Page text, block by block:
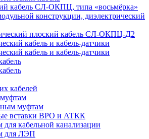
кабель СЛ-ОКПЦ, типа «восьмёрка»
конструкции, диэлектрический
плоский кабель СЛ-ОКПЦ-Д2
кабель и кабель-датчики
кабель и кабель-датчики
кабелей
муфтам
вставки ВРО и АТКК
кабельной канализации
для ЛЭП